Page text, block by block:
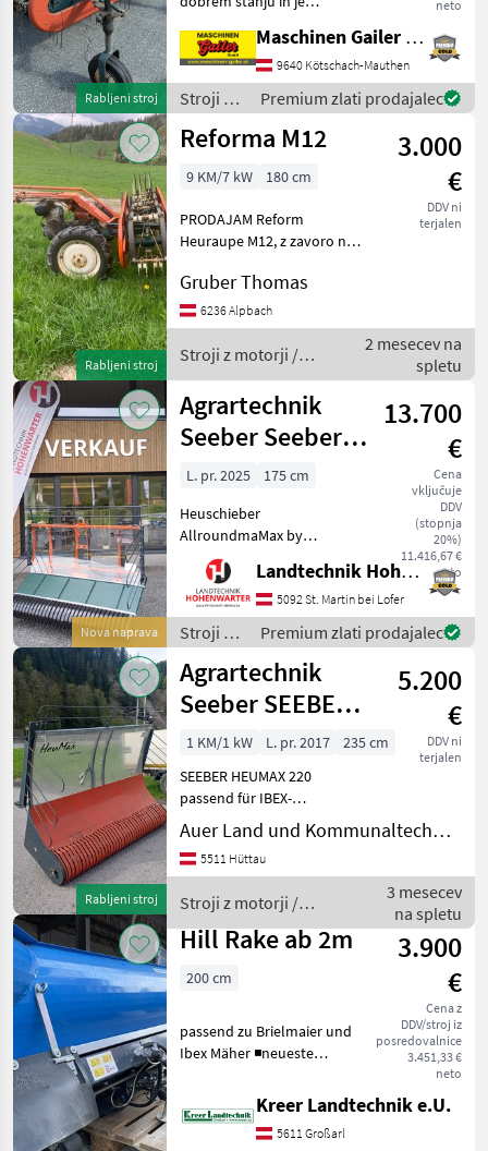
Reform
10
Agrartechnik Seeber
7
Lavrih
5
Aebi
4
Hill Rake
3
Prikaži
vse (9)
MARKETPLACE
Marketplace
Ponudbe
trgovcev
Mali
oglasi
Rabljeni stroj
neto
grabljem, štiritaktnim
motorjem MAG ter zračnimi
kolesi. Za doplačilo v višini
350.-- so na voljo t
Maschinen Gailer GmbH
9640 Kötschach-Mauthen
Stroji z
motorji /
Reform
Premium zlati prodajalec
Rabljeni stroj
Reforma M12
3.000
€
DDV ni
terjalen
9 KM/7 kW 180 cm
PRODAJAM Reform
Heuraupe M12, z zavoro na
stanju Prodaja s strani
zasebnika Stroji z motorji
Tračni obračalnik/
zgrabljalnik
Gruber Thomas
6236 Alpbach
Stroji z motorji /
Reform
2 mesecev na
spletu
Nova naprava
Agrartechnik
Seeber Seeber
AllroundmaMax
175 (23750)
13.700
€
Cena
vključuje
DDV
(stopnja
20%)
11.416,67 €
neto
L. pr. 2025
175 cm
Heuschieber
AllroundmaMax by
Agrartechnik mit 175cm
Arbeitsbreite inklusive
Bordhydraulik zur
angenehmen
Bandumschaltung und
Schnellwechselflansch
passend zu Motormä
Landtechnik Hohenwarter GmbH
5092 St. Martin bei Lofer
Stroji z
motorji /
Agrartechnik
Seeber
Premium zlati prodajalec
Rabljeni stroj
Agrartechnik
Seeber SEEBER
HEUMAX 220
5.200
€
DDV ni
terjalen
1 KM/1 kW L. pr. 2017
235 cm
SEEBER HEUMAX 220
passend für IBEX-
MOTORMÄHER * ca. 60 Bstd.
* Arbeitsbreite 220cm *
Gewicht ca. 145kg *
Laufrollen verstellbar *
hydr
Auer Land und Kommunaltechnik GmbH
5511 Hüttau
Stroji z motorji /
Agrartechnik Seeber
3 mesecev
na spletu
Hill Rake ab 2m
3.900
€
Cena z
DDV/stroj iz
posredovalnice
3.451,33 €
neto
200 cm
passend zu Brielmaier und
Ibex Mäher ◾neueste
◾komplett repariert ◾sehr
guter Zustand 2, 00 m und
2, 50 m LAGERND AB € 3
Kreer Landtechnik e.U.
5611 Großarl